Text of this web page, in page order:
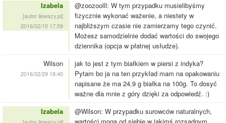
Izabela
[autor ilewazy.pl]
2016/02/10 17:59
@zoozoolll: W tym przypadku musielibyśmy
fizycznie wykonać ważenie, a niestety w
najbliższym czasie nie zamierzamy tego czynić.
Możesz samodzielnie dodać wartości do swojego
dziennika (opcja w płatnej usłudze).
Wilson
2016/02/29 18:40
jak to jest z tym białkiem w piersi z indyka?
Pytam bo ja na ten przykład mam na opakowaniu
napisane że ma 24,9 g białka na 100g. To dosyć
ważne dla mnie z góry dzięki za odpowiedź. :)
Izabela
@Wilson: W przypadku surowców naturalnych,